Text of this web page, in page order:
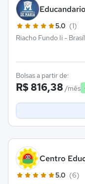
5.0 (1)
Riacho Fundo Ii -
Bolsas a partir de:
R$ 816,38 /mês
Centro
5.0 (6)